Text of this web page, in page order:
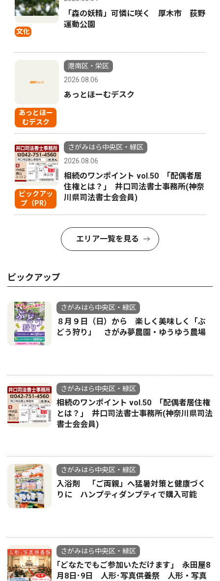
文化
「森の妖精」可憐に咲く 厚木市 荻野
運動公園
あっとほー
むデスク
港南区・栄区
2026.08.06
あっとほーむデスク
ピックアッ
プ（PR）
さがみはら中央区・緑区
2026.08.06
相続のワンポイント vol.50 ｢配偶者居
住権とは？｣ 井口司法書士事務所(神奈
川県司法書士会会員)
エリア一覧を見る
ピックアップ
さがみはら中央区・緑区
８月９日（日）から 楽しく美味しく「ぶ
どう狩り」 さがみ夢農園・ゆうゆう農場
さがみはら中央区・緑区
相続のワンポイント vol.50 ｢配偶者居住権
とは？｣ 井口司法書士事務所(神奈川県司法
書士会会員)
さがみはら中央区・緑区
入浴剤 「ご両親」へ猛暑対策と健康づく
りに ハンプティダンプティで購入可能
さがみはら中央区・緑区
｢どなたでもご参加いただけます｣ 永田屋8
月8日･9日 人形･写真供養祭 人形・写真